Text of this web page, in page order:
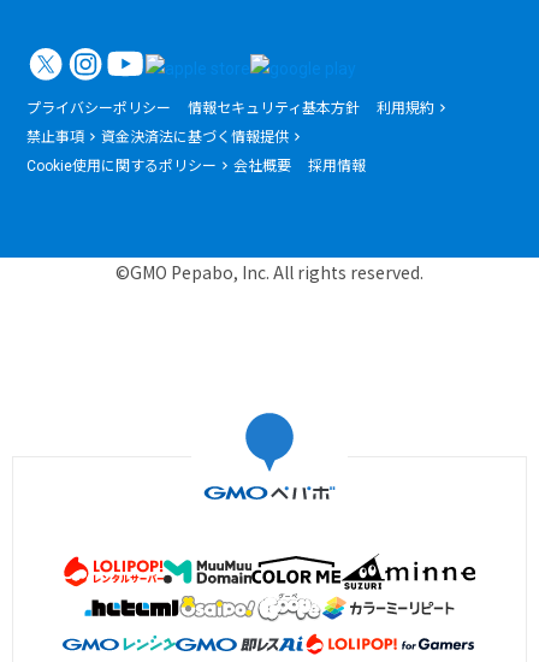
プライバシーポリシー 情報セキュリティ基本方針
利用規約
禁止事項
資金決済法に基づく情報提供
Cookie使用に関するポリシー
会社概要 採用情報
©GMO Pepabo, Inc. All rights reserved.